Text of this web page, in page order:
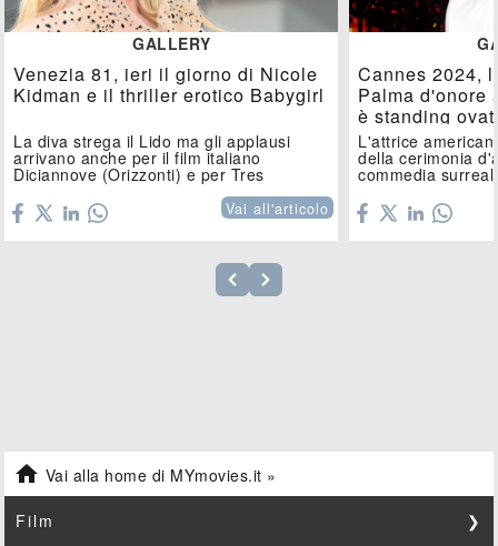
GALLERY
Venezia 81, ieri il giorno di Nicole
Kidman e il thriller erotico Babygirl
La diva strega il Lido ma gli applausi
arrivano anche per il film italiano
Diciannove (Orizzonti) e per Tres
Vai all'articolo
Cannes 2024,
Palma d'onore
è standing
L'attrice
della cerimonia
commedia
 Vai alla home di MYmovies.it »
Film ❯